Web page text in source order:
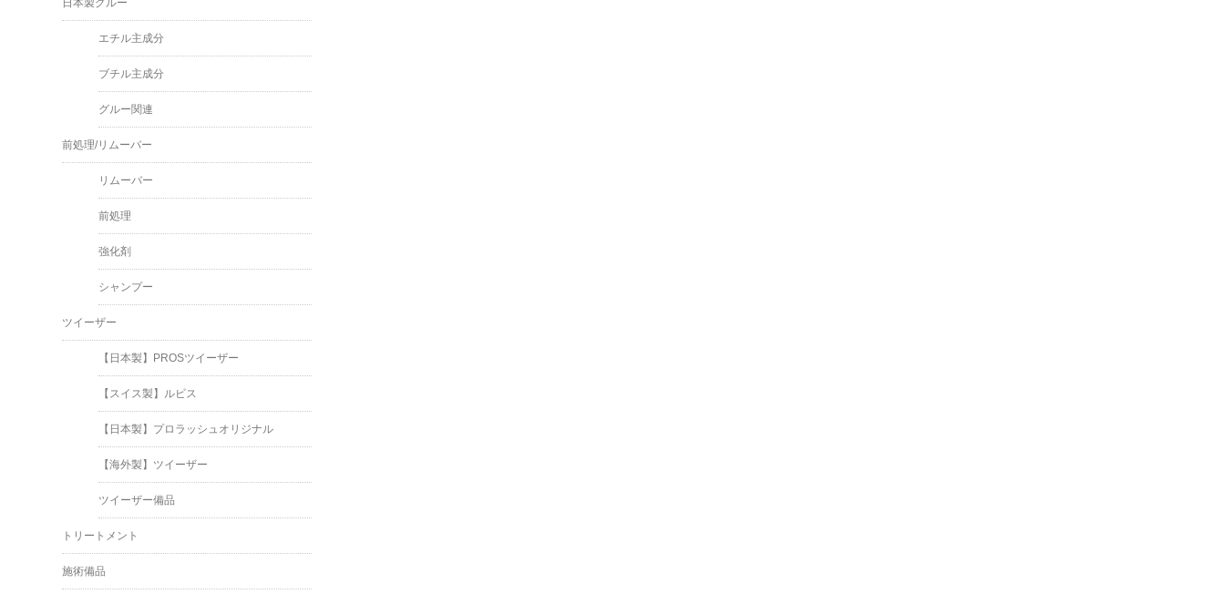
日本製グルー
エチル主成分
ブチル主成分
グルー関連
前処理/リムーバー
リムーバー
前処理
強化剤
シャンプー
ツイーザー
【日本製】PROSツイーザー
【スイス製】ルビス
【日本製】プロラッシュオリジナル
【海外製】ツイーザー
ツイーザー備品
トリートメント
施術備品